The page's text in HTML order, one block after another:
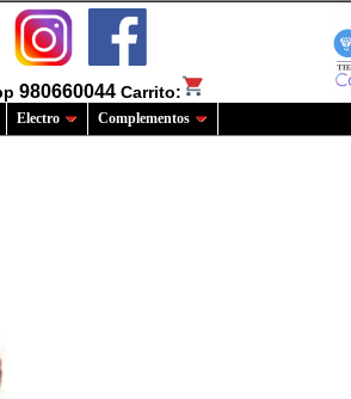
980660044 Carrito:
Electro Complementos